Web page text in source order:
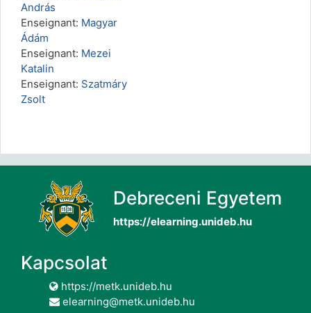
András
Enseignant: Magyar
Ádám
Enseignant: Mezei
Katalin
Enseignant: Szatmáry
Zsolt
Debreceni Egyetem
https://elearning.unideb.hu
Kapcsolat
https://metk.unideb.hu
elearning@metk.unideb.hu